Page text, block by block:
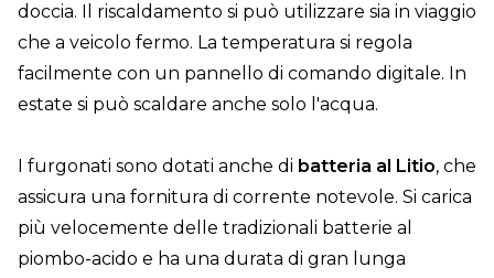
doccia. Il riscaldamento si può utilizzare sia in viaggio
che a veicolo fermo. La temperatura si regola
facilmente con un pannello di comando digitale. In
estate si può scaldare anche solo l'acqua.
I furgonati sono dotati anche di batteria al Litio, che
assicura una fornitura di corrente notevole. Si carica
più velocemente delle tradizionali batterie al
piombo-acido e ha una durata di gran lunga